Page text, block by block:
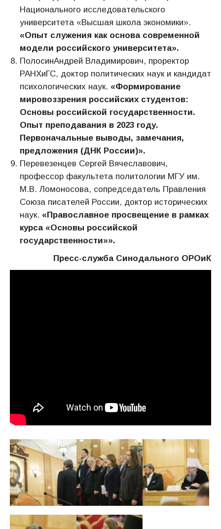
Национального исследовательского
университета «Высшая школа экономики».
«Опыт служения как основа современной
модели российского университета».
ПолосинАндрей Владимирович, проректор
РАНХиГС, доктор политических наук и кандидат
психологических наук. «Формирование
мировоззрения российских студентов:
Основы российской государственности.
Опыт преподавания в 2023 году.
Первоначальные выводы, замечания,
предложения (ДНК России)».
Перевезенцев Сергей Вячеславович,
профессор факультета политологии МГУ им.
М.В. Ломоносова, сопредседатель Правления
Союза писателей России, доктор исторических
наук. «Православное просвещение в рамках
курса «Основы российской
государственности»».
Пресс-служба Синодального ОРОиК